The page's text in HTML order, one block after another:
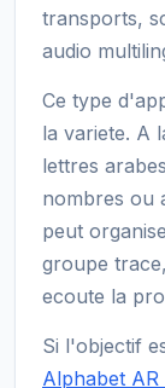
transports,
audio
Ce type
la variete. A
lettres
nombres ou
peut
groupe
ecoute la
Si l'objectif
Alphabet AR